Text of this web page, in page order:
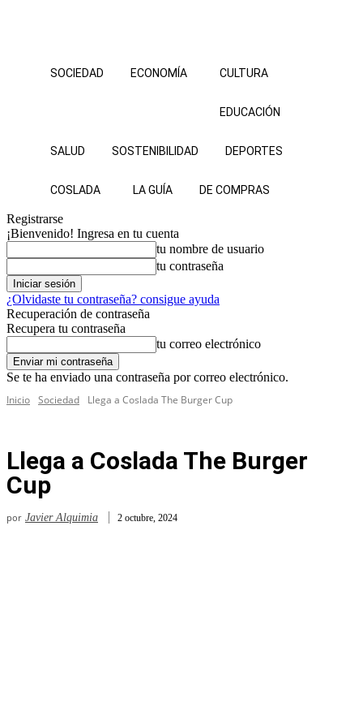
SOCIEDAD ECONOMÍA CULTURA
EDUCACIÓN
SALUD SOSTENIBILIDAD DEPORTES
COSLADA LA GUÍA DE COMPRAS
Registrarse
¡Bienvenido! Ingresa en tu cuenta
tu nombre de usuario
tu contraseña
¿Olvidaste tu contraseña? consigue ayuda
Recuperación de contraseña
Recupera tu contraseña
tu correo electrónico
Se te ha enviado una contraseña por correo electrónico.
Inicio Sociedad Llega a Coslada The Burger Cup
Llega a Coslada The Burger
Cup
por Javier Alquimia 2 octubre, 2024